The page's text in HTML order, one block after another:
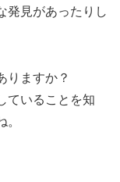
発見があったりし
りますか？
ていることを知